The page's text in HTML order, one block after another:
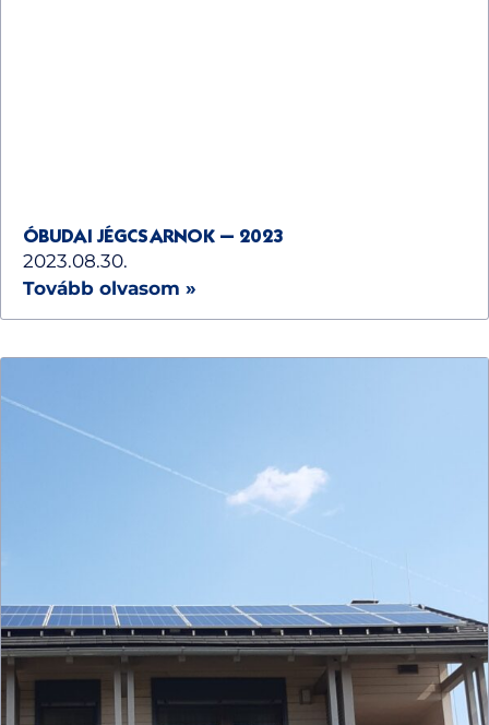
ÓBUDAI JÉGCSARNOK – 2023
2023.08.30.
Tovább olvasom »